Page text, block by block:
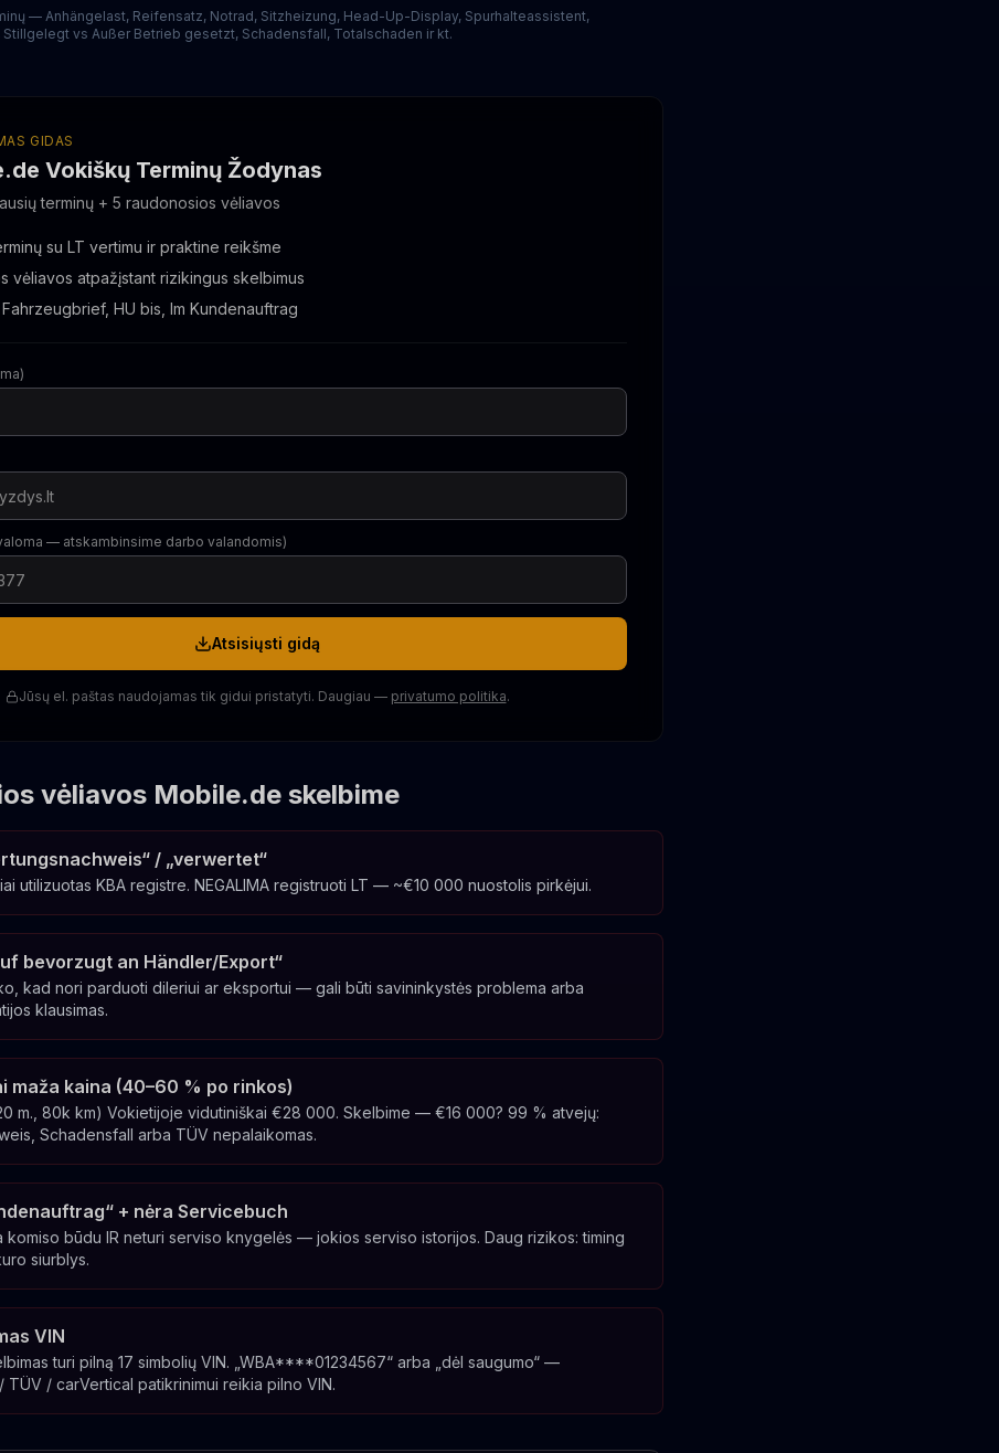
— Anhängelast, Reifensatz, Notrad, Sitzheizung, Head-Up-Display, Spurhalteassistent,
vs Außer Betrieb gesetzt, Schadensfall, Totalschaden ir kt.
GIDAS
Vokiškų Terminų Žodynas
terminų + 5 raudonosios vėliavos
su LT vertimu ir praktine reikšme
vėliavos atpažįstant rizikingus skelbimus
HU bis, Im Kundenauftrag
— atskambinsime darbo valandomis)
Atsisiųsti gidą
Jūsų el. paštas naudojamas tik gidui pristatyti. Daugiau — privatumo politika.
vėliavos Mobile.de skelbime
/ „verwertet“
utilizuotas KBA registre. NEGALIMA registruoti LT — ~€10 000 nuostolis pirkėjui.
bevorzugt an Händler/Export“
kad nori parduoti dileriui ar eksportui — gali būti savininkystės problema arba
klausimas.
maža kaina (40–60 % po rinkos)
m., 80k km) Vokietijoje vidutiniškai €28 000. Skelbime — €16 000? 99 % atvejų:
Schadensfall arba TÜV nepalaikomas.
+ nėra Servicebuch
komiso būdu IR neturi serviso knygelės — jokios serviso istorijos. Daug rizikos: timing
siurblys.
VIN
turi pilną 17 simbolių VIN. „WBA****01234567“ arba „dėl saugumo“ —
TÜV / carVertical patikrinimui reikia pilno VIN.